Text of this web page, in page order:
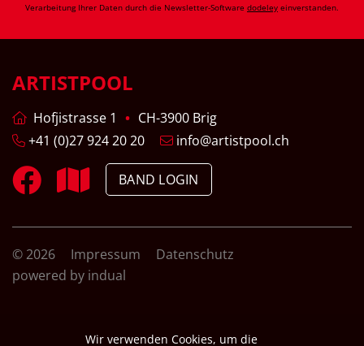
Verarbeitung Ihrer Daten durch die Newsletter-Software dodeley einverstanden.
ARTISTPOOL
Hofjistrasse 1
CH-3900 Brig
+41 (0)27 924 20 20
info@artistpool.ch
BAND LOGIN
© 2026 Impressum
Datenschutz
powered by indual
Wir verwenden Cookies, um die